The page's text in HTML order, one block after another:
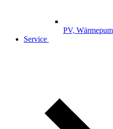
PV,
Service